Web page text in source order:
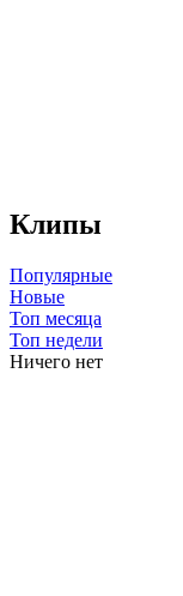
Клипы
Популярные
Новые
Топ месяца
Топ недели
Ничего нет